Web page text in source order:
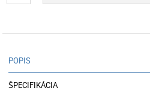
POPIS
ŠPECIFIKÁCIA